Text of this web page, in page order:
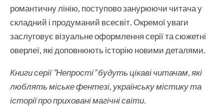
романтичну лінію, поступово занурюючи читача у
складний і продуманий всесвіт. Окремої уваги
заслуговує візуальне оформлення серії та сюжетні
оверлеї, які доповнюють історію новими деталями.
Книги серії “Непрості” будуть цікаві читачам, які
люблять міське фентезі, українську містику та
історії про приховані магічні світи.